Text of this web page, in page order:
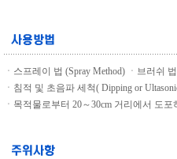
ㆍ스프레이 법 (Spray Method) ㆍ브러쉬
ㆍ침적 및 초음파 세척( Dipping or
ㆍ목적물로부터 20～30cm 거리에서 도포